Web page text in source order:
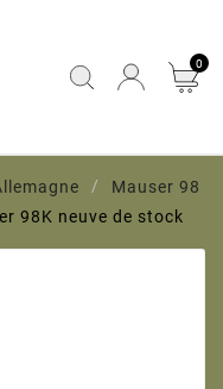
0
Mauser 98
98K neuve de stock